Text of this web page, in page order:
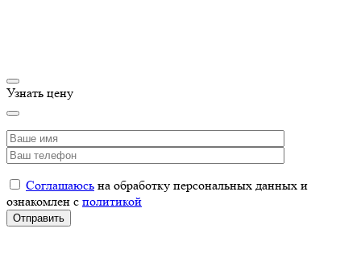
Узнать цену
Соглашаюсь на обработку персональных данных и
ознакомлен с политикой